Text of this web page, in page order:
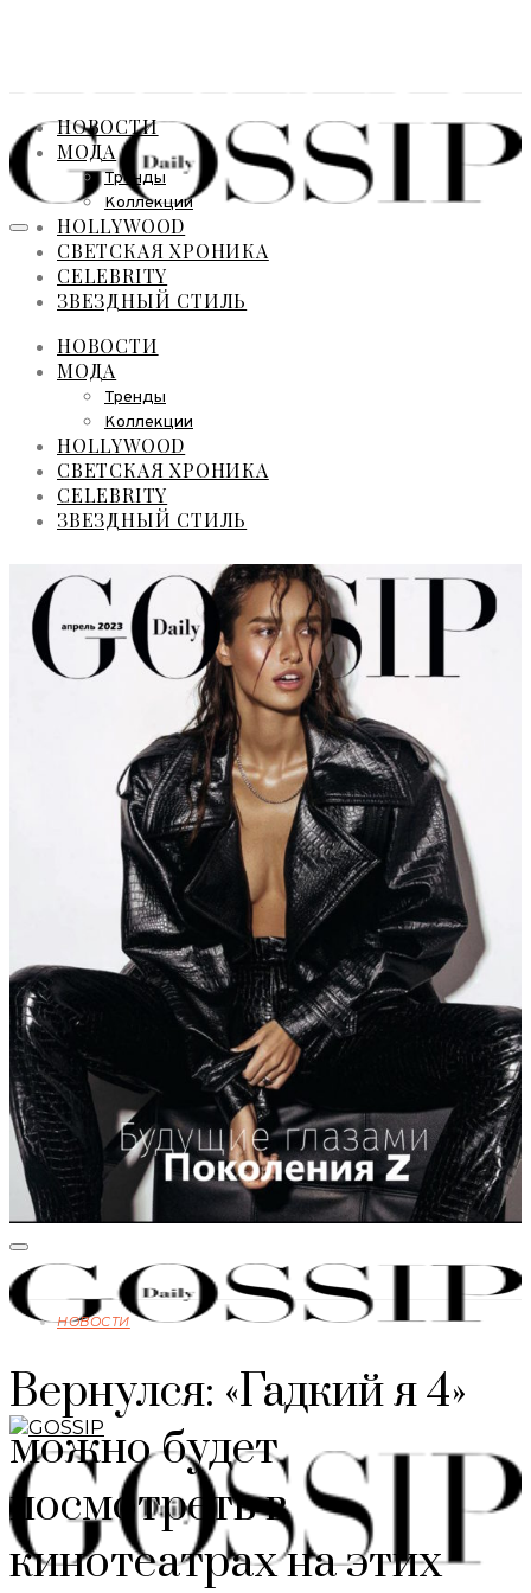
НОВОСТИ
МОДА
Тренды
Коллекции
HOLLYWOOD
СВЕТСКАЯ ХРОНИКА
CELEBRITY
ЗВЕЗДНЫЙ СТИЛЬ
НОВОСТИ
МОДА
Тренды
Коллекции
HOLLYWOOD
СВЕТСКАЯ ХРОНИКА
CELEBRITY
ЗВЕЗДНЫЙ СТИЛЬ
НОВОСТИ
Вернулся: «Гадкий я 4»
можно будет
посмотреть в
кинотеатрах на этих